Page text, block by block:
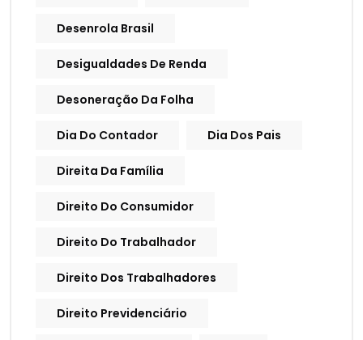
Desenrola Brasil
Desigualdades De Renda
Desoneração Da Folha
Dia Do Contador Dia Dos Pais
Direita Da Família
Direito Do Consumidor
Direito Do Trabalhador
Direito Dos Trabalhadores
Direito Previdenciário